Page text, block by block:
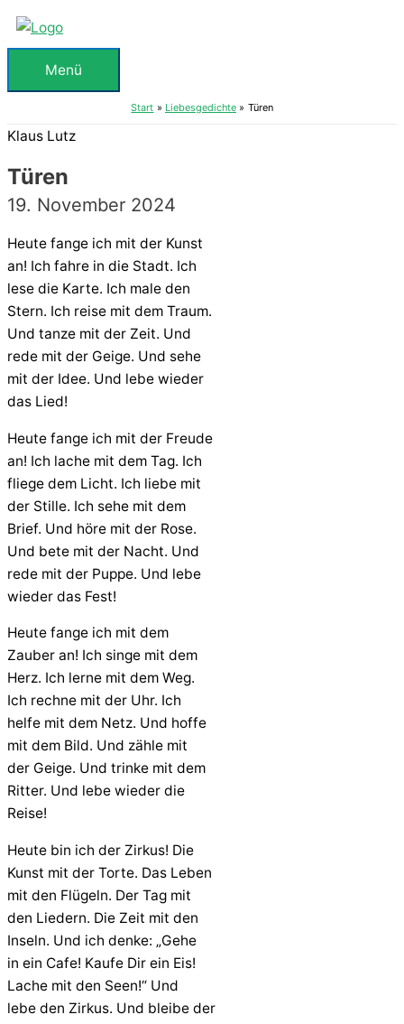
Zum
Inhalt
springenMenü
Menü
Start Liebesgedichte Türen
Klaus Lutz
Türen
19. November 2024
Heute fange ich mit der Kunst
an! Ich fahre in die Stadt. Ich
lese die Karte. Ich male den
Stern. Ich reise mit dem Traum.
Und tanze mit der Zeit. Und
rede mit der Geige. Und sehe
mit der Idee. Und lebe wieder
das Lied!
Heute fange ich mit der Freude
an! Ich lache mit dem Tag. Ich
fliege dem Licht. Ich liebe mit
der Stille. Ich sehe mit dem
Brief. Und höre mit der Rose.
Und bete mit der Nacht. Und
rede mit der Puppe. Und lebe
wieder das Fest!
Heute fange ich mit dem
Zauber an! Ich singe mit dem
Herz. Ich lerne mit dem Weg.
Ich rechne mit der Uhr. Ich
helfe mit dem Netz. Und hoffe
mit dem Bild. Und zähle mit
der Geige. Und trinke mit dem
Ritter. Und lebe wieder die
Reise!
Heute bin ich der Zirkus! Die
Kunst mit der Torte. Das Leben
mit den Flügeln. Der Tag mit
den Liedern. Die Zeit mit den
Inseln. Und ich denke: „Gehe
in ein Cafe! Kaufe Dir ein Eis!
Lache mit den Seen!“ Und
lebe den Zirkus. Und bleibe der